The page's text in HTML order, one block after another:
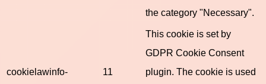
the category "Necessary".
cookielawinfo-
11
This cookie is set by
GDPR Cookie Consent
plugin. The cookie is used